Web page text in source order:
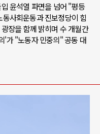
윤석열 파면을 넘어 "평등
사회운동과 진보정당이 힘
장을 함께 밝히며 수 개월간
'가 "노동자 민중의" 공동 대